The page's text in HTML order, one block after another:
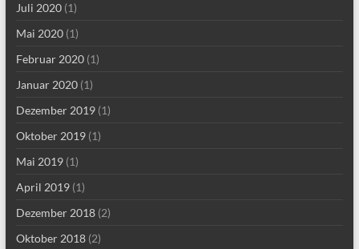
Juli 2020(1)
Mai 2020(1)
Februar 2020(1)
Januar 2020(1)
Dezember 2019(1)
Oktober 2019(1)
Mai 2019(1)
April 2019(1)
Dezember 2018(2)
Oktober 2018(2)